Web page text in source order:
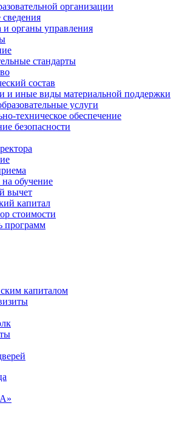
организации
и органы управления
стандарты
состав
и иные виды материальной поддержки
услуги
техническое обеспечение
безопасности
на обучение
вычет
капитал
стоимости
программ
капиталом